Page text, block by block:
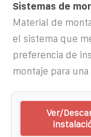
Sistemas de
Material de
el sistema que
preferencia de
montaje para
Ver/